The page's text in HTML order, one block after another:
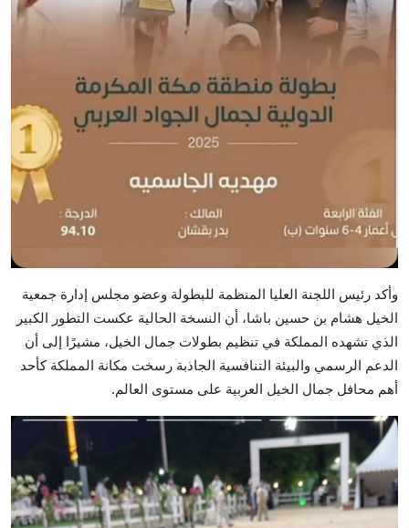
وأكد رئيس اللجنة العليا المنظمة للبطولة وعضو مجلس إدارة جمعية
الخيل هشام بن حسين باشا، أن النسخة الحالية عكست التطور الكبير
الذي تشهده المملكة في تنظيم بطولات جمال الخيل، مشيرًا إلى أن
الدعم الرسمي والبيئة التنافسية الجاذبة رسخت مكانة المملكة كأحد
أهم محافل جمال الخيل العربية على مستوى العالم.